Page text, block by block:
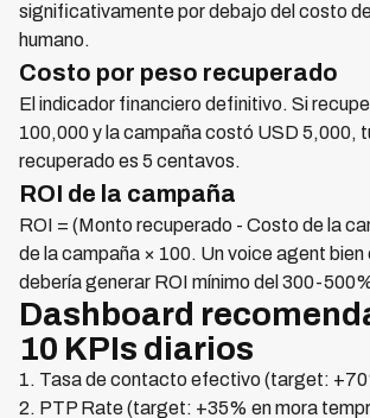
significativamente por debajo del costo
humano.
Costo por peso recuperado
El indicador financiero definitivo. Si
100,000 y la campaña costó USD 5,000,
recuperado es 5 centavos.
ROI de la campaña
ROI = (Monto recuperado - Costo de la
de la campaña × 100. Un voice agent
debería generar ROI mínimo del 300-
Dashboard
10 KPIs diarios
1. Tasa de contacto efectivo (target:
2. PTP Rate (target: +35% en mora